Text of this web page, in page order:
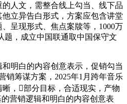
人文，需整合线上勾当、线下品
立异告白形式，方案应包含讲堂
呈现形式、焦点案牍等，1000万
题，成立中国联通取中国保守文
白的内容创意表示，促销勾当
销筹谋方案，2025年1月跨年音乐
，部分目标，合适现实，产物
营销逻辑和明白的内容创意表